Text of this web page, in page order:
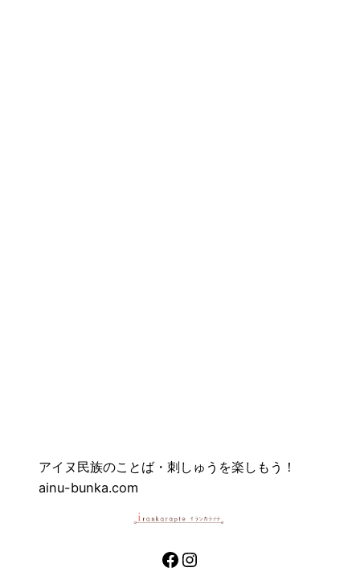
アイヌ民族のことば・刺しゅうを楽しもう！
ainu-bunka.com
Facebook
Instagram